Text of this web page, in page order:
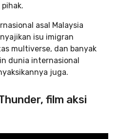
asal Malaysia
isu imigran
multiverse, dan banyak
dunia internasional
juga.
film aksi